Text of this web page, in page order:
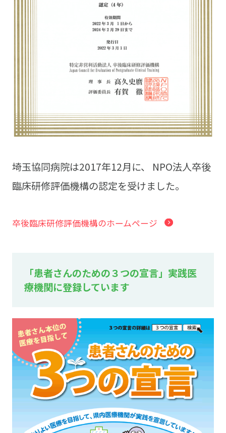
埼玉協同病院は2017年12月に、 NPO法人卒後
臨床研修評価機構の認定を受けました。
卒後臨床研修評価機構のホームページ
「患者さんのための３つの宣言」実践医
療機関に登録しています